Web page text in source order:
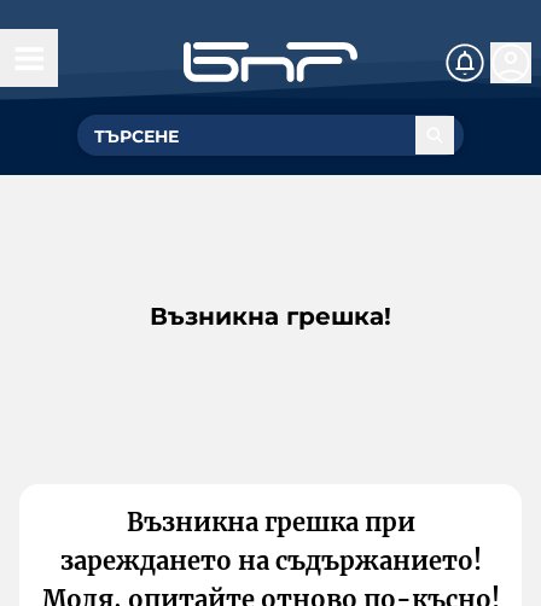
Възникна грешка!
Възникна грешка при
зареждането на съдържанието!
Моля, опитайте отново по-късно!